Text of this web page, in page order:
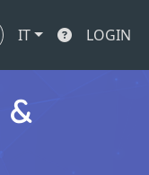
IT LOGIN
&